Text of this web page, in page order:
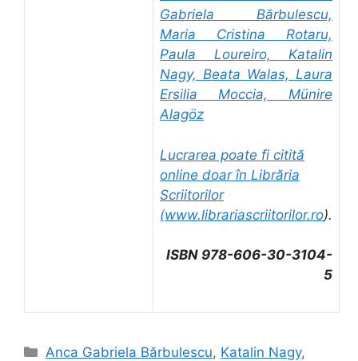
Gabriela Bărbulescu,
Maria Cristina Rotaru,
Paula Loureiro, Katalin
Nagy, Beata Walas, Laura
Ersilia Moccia, Münire
Alagöz
Lucrarea poate fi citită
online doar în Librăria
Scriitorilor
(www.librariascriitorilor.ro).
ISBN 978-606-30-3104-
5
Categorii
Anca Gabriela Bărbulescu, Katalin Nagy,